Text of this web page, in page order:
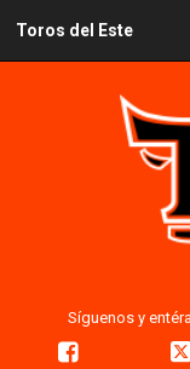
Toros del Este
Síguenos y